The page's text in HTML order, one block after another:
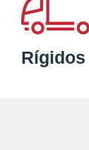
Rígidos